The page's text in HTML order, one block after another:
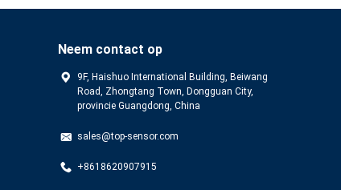
Neem contact op
9F, Haishuo International Building, Beiwang
Road, Zhongtang Town, Dongguan City,
provincie Guangdong, China
sales@top-sensor.com
+8618620907915